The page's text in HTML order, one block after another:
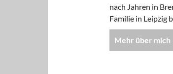
nach Jahren in
Familie in Leipzig
Mehr über mich